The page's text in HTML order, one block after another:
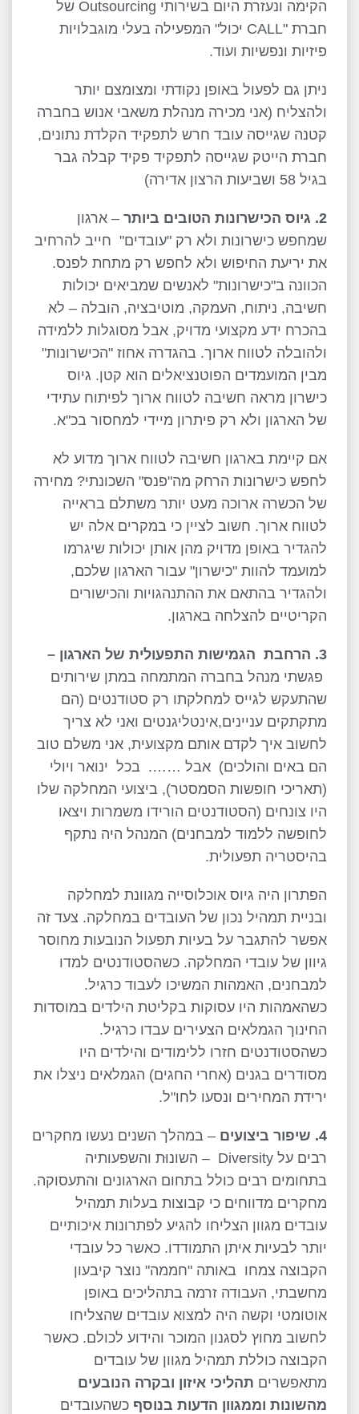
הקימה ונעזרת היום בשירותי Outsourcing של
חברת "CALL יכול" המפעילה בעלי מוגבלויות
פיזיות ונפשיות ועוד.
ניתן גם לפעול באופן נקודתי ומצומצם יותר
ולהצליח (אני מכירה מנהלת משאבי אנוש בחברה
קטנה שגייסה עובד חרש לתפקיד הקלדת נתונים,
חברת הייטק שגייסה לתפקיד פקיד קבלה גבר
בגיל 58 ושביעות הרצון אדירה)
2. גיוס הכישרונות הטובים ביותר
– ארגון
שמחפש כישרונות ולא רק "עובדים" חייב להרחיב
את יריעת החיפוש ולא לחפש רק מתחת לפנס.
הכוונה ב"כישרונות" לאנשים שמביאים יכולות
חשיבה, ניתוח, העמקה, מוטיבציה, הובלה – לא
בהכרח ידע מקצועי מדויק, אבל מסוגלות ללמידה
ולהובלה לטווח ארוך. בהגדרה אחוז "הכישרונות"
מבין המועמדים הפוטנציאלים הוא קטן. גיוס
כישרון מראה חשיבה לטווח ארוך לפיתוח עתידי
של הארגון ולא רק פיתרון מיידי למחסור בכ"א.
אם קיימת בארגון חשיבה לטווח ארוך מדוע לא
לחפש כישרונות הרחק מה"פנס" השכונתי? מחירה
של הכשרה ארוכה מעט יותר משתלם בראייה
לטווח ארוך. חשוב לציין כי במקרים אלה יש
להגדיר באופן מדויק מהן אותן יכולות שיגרמו
למועמד להוות "כישרון" עבור הארגון שלכם,
ולהגדיר בהתאם את ההתנהגויות והכישורים
הקריטיים להצלחה בארגון.
3. הרחבת הגמישות התפעולית של הארגון –
פגשתי מנהל בחברה המתמחה במתן שירותים
שהתעקש לגייס למחלקתו רק סטודנטים (הם
מתקתקים עניינים,אינטליגנטים ואני לא צריך
לחשוב איך לקדם אותם מקצועית, אני משלם טוב
הם באים והולכים) אבל ……. בכל ינואר ויולי
(תאריכי חופשות הסמסטר), ביצועי המחלקה שלו
היו צונחים (הסטודנטים הורידו משמרות ויצאו
לחופשה ללמוד למבחנים) המנהל היה נתקף
בהיסטריה תפעולית.
הפתרון היה גיוס אוכלוסייה מגוונת למחלקה
ובניית תמהיל נכון של העובדים במחלקה. צעד זה
אפשר להתגבר על בעיות תפעול הנובעות מחוסר
גיוון של עובדי המחלקה. כשהסטודנטים למדו
למבחנים, האמהות המשיכו לעבוד כרגיל.
כשהאמהות היו עסוקות בקליטת הילדים במוסדות
החינוך הגמלאים הצעירים עבדו כרגיל.
כשהסטודנטים חזרו ללימודים והילדים היו
מסודרים בגנים (אחרי החגים) הגמלאים ניצלו את
ירידת המחירים ונסעו לחו"ל.
4. שיפור ביצועים
– במהלך השנים נעשו מחקרים
רבים על Diversity – השונוּת והשפעותיה
בתחומים רבים כולל בתחום הארגונים והתעסוקה.
מחקרים מדווחים כי קבוצות בעלות תמהיל
עובדים מגוון הצליחו להגיע לפתרונות איכותיים
יותר לבעיות איתן התמודדו. כאשר כל עובדי
הקבוצה צמחו באותה "חממה" נוצר קיבעון
מחשבתי, העבודה זרמה בתהליכים באופן
אוטומטי וקשה היה למצוא עובדים שהצליחו
לחשוב מחוץ לסגנון המוכר והידוע לכולם. כאשר
הקבוצה כוללת תמהיל מגוון של עובדים
מתאפשרים תהליכי איזון ובקרה הנובעים
מהשונות וממגוון הדעות בנוסף כשהעובדים